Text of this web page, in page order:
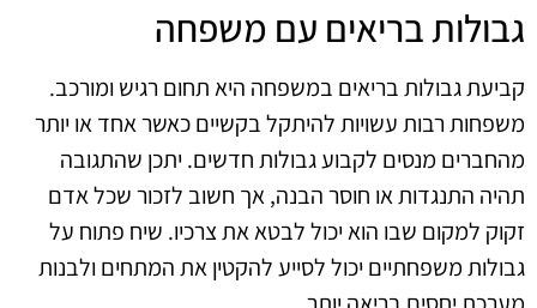
גבולות בריאים עם משפחה
קביעת גבולות בריאים במשפחה היא תחום רגיש ומורכב.
משפחות רבות עשויות להיתקל בקשיים כאשר אחד או יותר
מהחברים מנסים לקבוע גבולות חדשים. יתכן שהתגובה
תהיה התנגדות או חוסר הבנה, אך חשוב לזכור שכל אדם
זקוק למקום שבו הוא יכול לבטא את צרכיו. שיח פתוח על
גבולות משפחתיים יכול לסייע להקטין את המתחים ולבנות